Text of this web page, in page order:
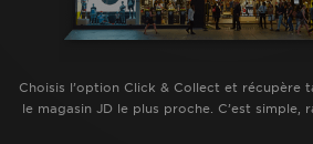
Choisis l’option Click & Collect et récupère
le magasin JD le plus proche. C’est simple,